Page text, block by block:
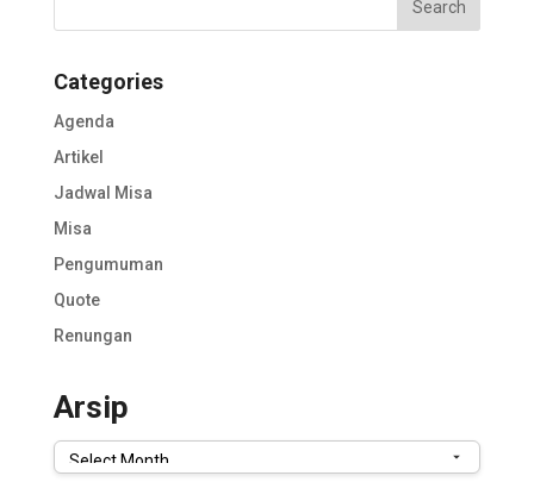
Categories
Agenda
Artikel
Jadwal Misa
Misa
Pengumuman
Quote
Renungan
Arsip
Arsip